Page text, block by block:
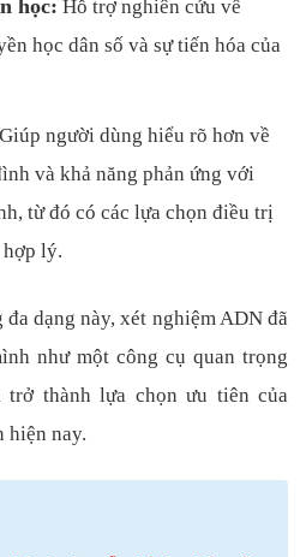
học: Hỗ trợ nghiên cứu về
học dân số và sự tiến hóa của
Giúp người dùng hiểu rõ hơn về
và khả năng phản ứng với
từ đó có các lựa chọn điều trị
hợp lý.
dạng này, xét nghiệm ADN đã
như một công cụ quan trọng
thành lựa chọn ưu tiên của
hiện nay.